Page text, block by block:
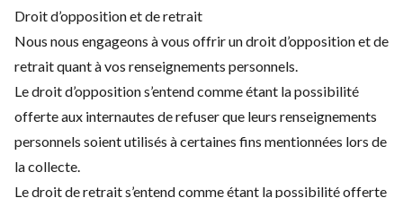
Droit d’opposition et de retrait
Nous nous engageons à vous offrir un droit d’opposition et de
retrait quant à vos renseignements personnels.
Le droit d’opposition s’entend comme étant la possibilité
offerte aux internautes de refuser que leurs renseignements
personnels soient utilisés à certaines fins mentionnées lors de
la collecte.
Le droit de retrait s’entend comme étant la possibilité offerte